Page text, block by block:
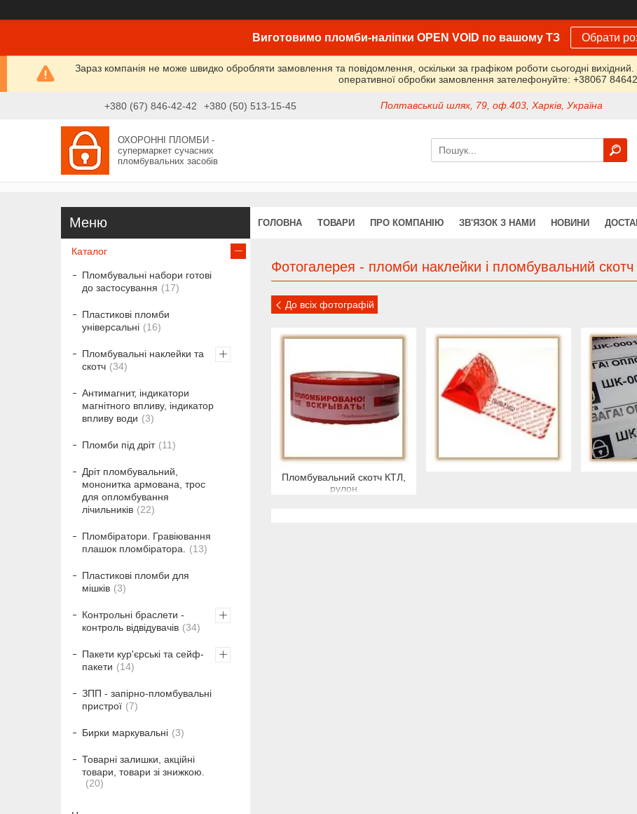
Виготовимо пломби-наліпки OPEN VOID по вашому ТЗ Обрати
Зараз компанія не може швидко обробляти замовлення та повідомлення, оскільки за графіком роботи сьогодні
оперативної обробки замовлення зателефонуйте: +38067
+380 (67) 846-42-42 +380 (50) 513-15-45 Полтавський шлях, 79, оф.403, Харків, Україна
ОХОРОННІ ПЛОМБИ -
супермаркет сучасних
пломбувальних засобів
ГОЛОВНА ТОВАРИ ПРО КОМПАНІЮ ЗВ'ЯЗОК З НАМИ НОВИНИ
Фотогалерея - пломби наклейки і пломбувальний скотч
До всіх фотографій
Пломбувальний скотч КТЛ,
рулон
Каталог
Пломбувальні набори готові
до застосування
17
Пластикові пломби
універсальні
16
Пломбувальні наклейки та
скотч
34
Антимагнит, індикатори
магнітного впливу, індикатор
впливу води
3
Пломби під дріт 11
Дріт пломбувальний,
мононитка армована, трос
для опломбування
лічильників
22
Пломбіратори. Гравіювання
плашок пломбіратора.
13
Пластикові пломби для
мішків
3
Контрольні браслети -
контроль відвідувачів
34
Пакети кур'єрські та сейф-
пакети
14
ЗПП - запірно-пломбувальні
пристрої
7
Бирки маркувальні 3
Товарні залишки, акційні
товари, товари зі знижкою.
20